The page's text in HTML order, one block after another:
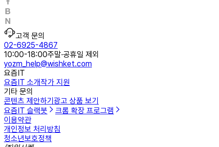
고객 문의
02-6925-4867
10:00-18:00주말·공휴일 제외
yozm_help@wishket.com
요즘IT
요즘IT 소개작가 지원
기타 문의
콘텐츠 제안하기 광고 상품 보기
요즘IT 슬랙봇
크롬 확장 프로그램
이용약관
개인정보 처리방침
청소년보호정책